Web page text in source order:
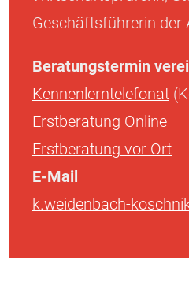
Geschäftsführerin der
Beratungstermin
Kennenlerntelefonat
Erstberatung Online
Erstberatung vor Ort
E-Mail
k.weidenbach-